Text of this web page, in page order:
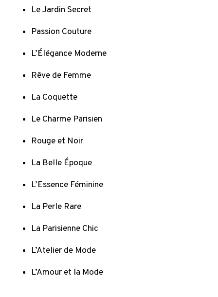
Le Jardin Secret
Passion Couture
L’Élégance Moderne
Rêve de Femme
La Coquette
Le Charme Parisien
Rouge et Noir
La Belle Époque
L’Essence Féminine
La Perle Rare
La Parisienne Chic
L’Atelier de Mode
L’Amour et la Mode